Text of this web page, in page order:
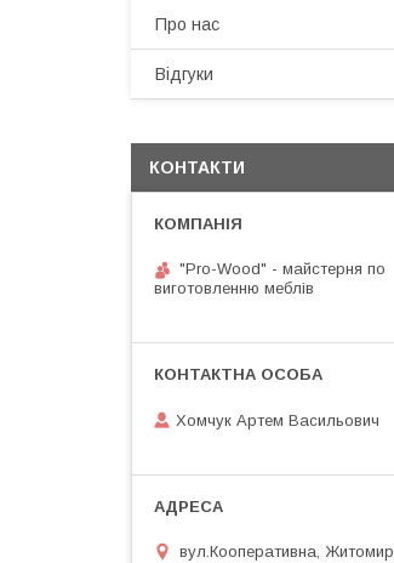
Про нас
Відгуки
КОНТАКТИ
"Pro-Wood" - майстерня по
виготовленню меблів
Хомчук Артем Васильович
вул.Кооперативна, Житомир,